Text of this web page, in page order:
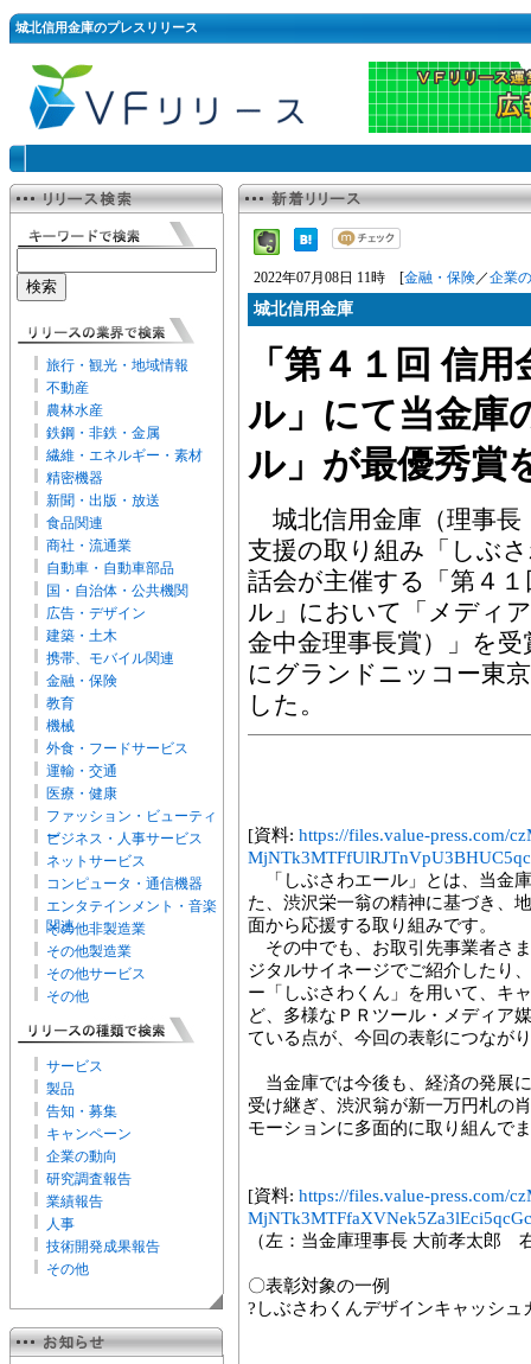
城北信用金庫のプレスリリース
旅行・観光・地域情報
不動産
農林水産
鉄鋼・非鉄・金属
繊維・エネルギー・素材
精密機器
新聞・出版・放送
食品関連
商社・流通業
自動車・自動車部品
国・自治体・公共機関
広告・デザイン
建築・土木
携帯、モバイル関連
金融・保険
教育
機械
外食・フードサービス
運輸・交通
医療・健康
ファッション・ビューティ
ー
ビジネス・人事サービス
ネットサービス
コンピュータ・通信機器
エンタテインメント・音楽
関連
その他非製造業
その他製造業
その他サービス
その他
サービス
製品
告知・募集
キャンペーン
企業の動向
研究調査報告
業績報告
人事
技術開発成果報告
その他
2022年07月08日 11時 [金融・保険／企業
城北信用金庫
「第４１回 信
ル」にて当金庫
ル」が最優秀賞
城北信用金庫（理事長
支援の取り組み「しぶ
話会が主催する「第４
ル」において「メディ
金中金理事長賞）」を
にグランドニッコー東
した。
[資料: https://files.value-press.com/
「しぶさわエール」とは、当金
た、渋沢栄一翁の精神に基づき、
面から応援する取り組みです。
その中でも、お取引先事業者さ
ジタルサイネージでご紹介したり
ー「しぶさわくん」を用いて、キ
ど、多様なＰＲツール・メディア
ている点が、今回の表彰につなが
当金庫では今後も、経済の発展
受け継ぎ、渋沢翁が新一万円札の
モーションに多面的に取り組んで
[資料: https://files.value-press.com/
（左：当金庫理事長 大前孝太郎
〇表彰対象の一例
?しぶさわくんデザインキャッシュ